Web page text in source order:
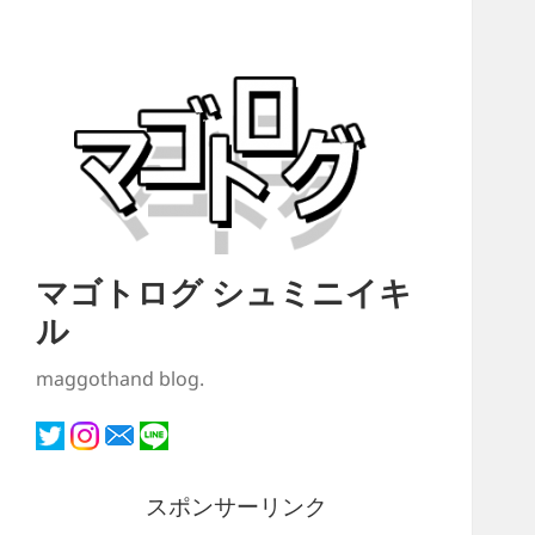
マゴトログ シュミニイキ
ル
maggothand blog.
スポンサーリンク